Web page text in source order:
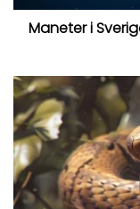
Maneter i